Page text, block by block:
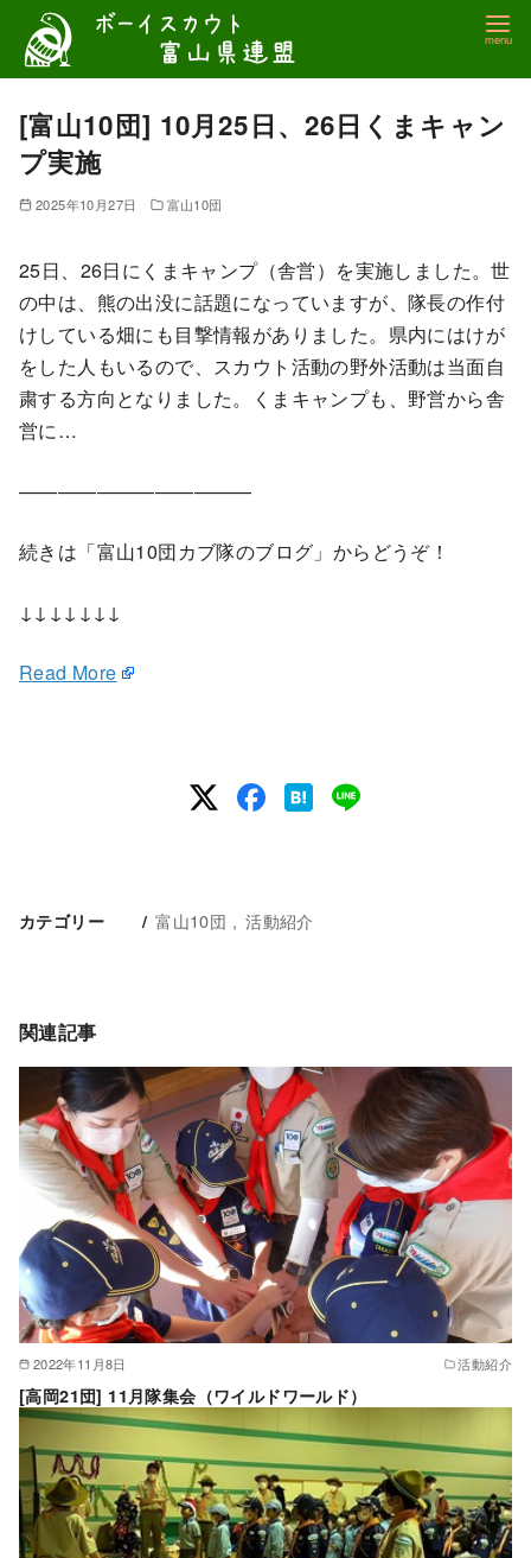
テ
[富山10団] 10月25日、26日くまキャン
プ実施
2025年10月27日 富山10団
25日、26日にくまキャンプ（舎営）を実施しました。世
の中は、熊の出没に話題になっていますが、隊長の作付
けしている畑にも目撃情報がありました。県内にはけが
をした人もいるので、スカウト活動の野外活動は当面自
粛する方向となりました。くまキャンプも、野営から舎
営に…
————————————
続きは「富山10団カブ隊のブログ」からどうぞ！
↓↓↓↓↓↓↓
Read More
カテゴリー 富山10団 活動紹介
関連記事
2022年11月8日 活動紹介
[高岡21団] 11月隊集会（ワイルドワールド）